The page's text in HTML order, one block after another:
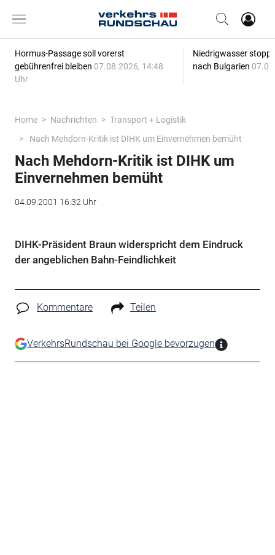
Hormus-Passage soll vorerst
gebührenfrei bleiben 07.08.2026, 14:48
Uhr
Niedrigwasser
nach Bulgarien
Home Nachrichten
Transport + Logistik
Nach Mehdorn-Kritik ist DIHK um Einvernehmen bemüht
Nach Mehdorn-Kritik ist DIHK um
Einvernehmen bemüht
04.09.2001 16:32 Uhr
DIHK-Präsident Braun widerspricht dem Eindruck
der angeblichen Bahn-Feindlichkeit
Kommentare Teilen
VerkehrsRundschau bei Google bevorzugen